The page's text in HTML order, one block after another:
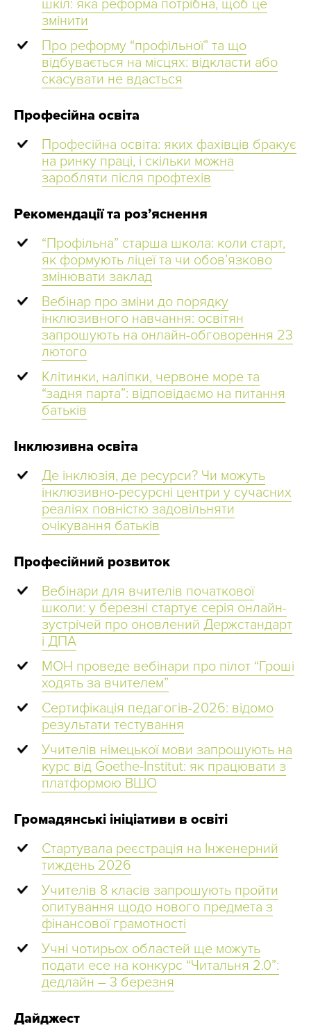
шкіл: яка реформа потрібна, щоб це
змінити
Про реформу “профільної” та що
відбувається на місцях: відкласти або
скасувати не вдасться
Професійна освіта
Професійна освіта: яких фахівців бракує
на ринку праці, і скільки можна
заробляти після профтехів
Рекомендації та роз’яснення
“Профільна” старша школа: коли старт,
як формують ліцеї та чи обов’язково
змінювати заклад
Вебінар про зміни до порядку
інклюзивного навчання: освітян
запрошують на онлайн-обговорення 23
лютого
Клітинки, наліпки, червоне море та
“задня парта”: відповідаємо на питання
батьків
Інклюзивна освіта
Де інклюзія, де ресурси? Чи можуть
інклюзивно-ресурсні центри у сучасних
реаліях повністю задовільняти
очікування батьків
Професійний розвиток
Вебінари для вчителів початкової
школи: у березні стартує серія онлайн-
зустрічей про оновлений Держстандарт
і ДПА
МОН проведе вебінари про пілот “Гроші
ходять за вчителем”
Сертифікація педагогів-2026: відомо
результати тестування
Учителів німецької мови запрошують на
курс від Goethe-Institut: як працювати з
платформою ВШО
Громадянські ініціативи в освіті
Стартувала реєстрація на Інженерний
тиждень 2026
Учителів 8 класів запрошують пройти
опитування щодо нового предмета з
фінансової грамотності
Учні чотирьох областей ще можуть
подати есе на конкурс “Читальня 2.0”:
дедлайн – 3 березня
Дайджест